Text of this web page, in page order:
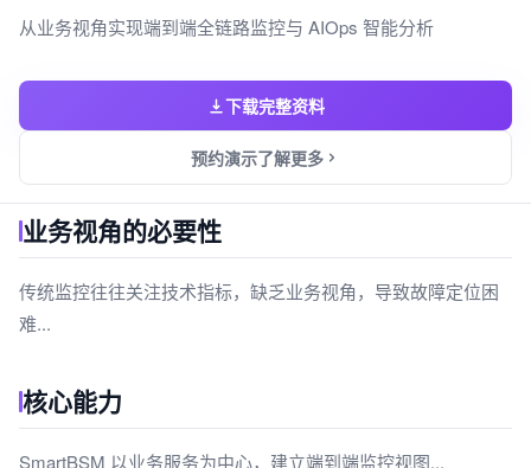
从业务视角实现端到端全链路监控与 AIOps 智能分析
下载完整资料
预约演示了解更多
业务视角的必要性
传统监控往往关注技术指标，缺乏业务视角，导致故障定位困
难...
核心能力
SmartBSM 以业务服务为中心，建立端到端监控视图...